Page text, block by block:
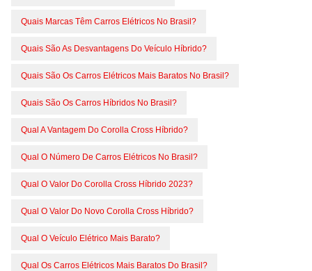
Quais Marcas Têm Carros Elétricos No Brasil?
Quais São As Desvantagens Do Veículo Híbrido?
Quais São Os Carros Elétricos Mais Baratos No Brasil?
Quais São Os Carros Híbridos No Brasil?
Qual A Vantagem Do Corolla Cross Híbrido?
Qual O Número De Carros Elétricos No Brasil?
Qual O Valor Do Corolla Cross Híbrido 2023?
Qual O Valor Do Novo Corolla Cross Híbrido?
Qual O Veículo Elétrico Mais Barato?
Qual Os Carros Elétricos Mais Baratos Do Brasil?